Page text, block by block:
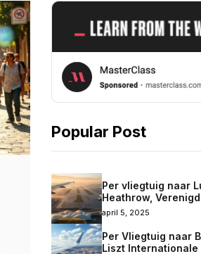
Popular Post
Per vliegtuig naar
Heathrow,
april 5, 2025
Per Vliegtuig naar
Liszt Internationale